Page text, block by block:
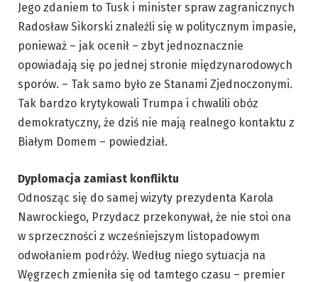
Jego zdaniem to Tusk i minister spraw zagranicznych
Radosław Sikorski znaleźli się w politycznym impasie,
ponieważ – jak ocenił – zbyt jednoznacznie
opowiadają się po jednej stronie międzynarodowych
sporów. – Tak samo było ze Stanami Zjednoczonymi.
Tak bardzo krytykowali Trumpa i chwalili obóz
demokratyczny, że dziś nie mają realnego kontaktu z
Białym Domem – powiedział.
Dyplomacja zamiast konfliktu
Odnosząc się do samej wizyty prezydenta Karola
Nawrockiego, Przydacz przekonywał, że nie stoi ona
w sprzeczności z wcześniejszym listopadowym
odwołaniem podróży. Według niego sytuacja na
Węgrzech zmieniła się od tamtego czasu – premier